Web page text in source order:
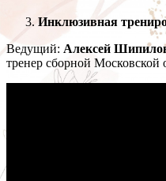
Инклюзивная
Ведущий: Алексей
тренер сборной Московской